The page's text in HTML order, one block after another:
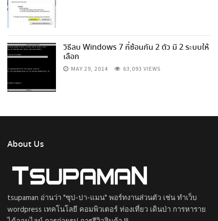
วิธีลบ Windows 7 ที่ซ้อนกัน 2 ตัว มี 2 ระบบให้
เลือก
MAY 29, 2014 63,093 VIEWS
About Us
tsupaman อ่านว่า "ซุป-ปา-แมน" พอร์ทงานส่วนตัว เช่น ทำเว็บ
wordpress เทคโนโลยี คอมพิวเตอร์ ท่องเที่ยว เดินป่า การหาราย